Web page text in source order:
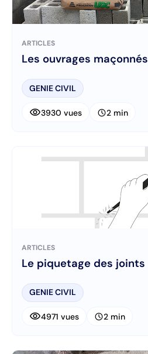
ARTICLES
Les ouvrages maçonnés
GENIE CIVIL
visibility3930 vues schedule2 min
ARTICLES
Le piquetage des joints
GENIE CIVIL
visibility4971 vues schedule2 min